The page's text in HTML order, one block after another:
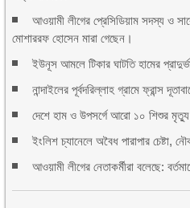
আওয়ামী লীগের প্রেসিডিয়াম সদস্য ও
মোশাররফ হোসেন মারা গেছেন।
ইউনূস আমলে টিকার ঘাটতি হামের
নান্দাইলের পূর্বদরিল্লাহ গ্রামে ফ্রান্স
দেশে হাম ও উপসর্গে আরো ১০ শিশুর মৃত্যু
ইংলিশ চ্যানেলে অবৈধ পারাপার চেষ্টা,
আওয়ামী লীগের নেতাকর্মীরা বলেছে: